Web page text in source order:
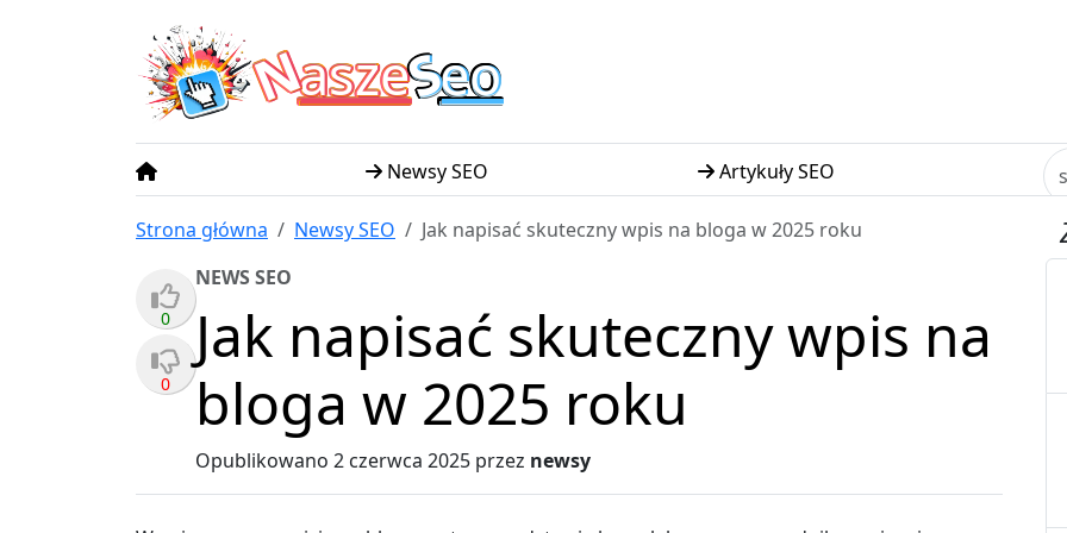
NaszeSeo
Newsy SEO Artykuły SEO
Strona główna Newsy SEO Jak napisać skuteczny wpis na bloga w 2025 roku
0
0
NEWS SEO
Jak napisać skuteczny wpis na
bloga w 2025 roku
Opublikowano 2 czerwca 2025 przez newsy